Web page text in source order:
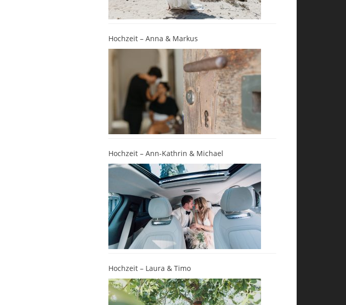
Hochzeit – Anna & Markus
Hochzeit – Ann-Kathrin & Michael
Hochzeit – Laura & Timo